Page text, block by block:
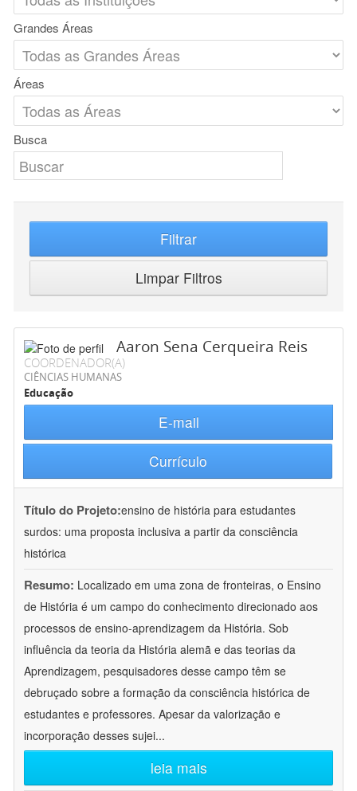
Grandes Áreas
Áreas
Busca
Filtrar
Limpar Filtros
Aaron Sena Cerqueira Reis
COORDENADOR(A)
CIÊNCIAS HUMANAS
Educação
E-mail
Currículo
Título do Projeto:ensino de história para estudantes
surdos: uma proposta inclusiva a partir da consciência
histórica
Resumo: Localizado em uma zona de fronteiras, o Ensino
de História é um campo do conhecimento direcionado aos
processos de ensino-aprendizagem da História. Sob
influência da teoria da História alemã e das teorias da
Aprendizagem, pesquisadores desse campo têm se
debruçado sobre a formação da consciência histórica de
estudantes e professores. Apesar da valorização e
incorporação desses sujei...
leia mais